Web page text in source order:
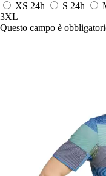
XS 24h S 24h
3XL
Questo campo è